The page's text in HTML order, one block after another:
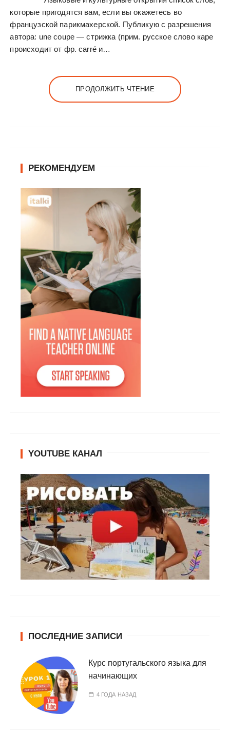
которые пригодятся вам, если вы окажетесь во
французской парикмахерской. Публикую с разрешения
автора: une coupe — стрижка (прим. русское слово каре
происходит от фр. carré и…
ПРОДОЛЖИТЬ ЧТЕНИЕ
РЕКОМЕНДУЕМ
YOUTUBE КАНАЛ
ПОСЛЕДНИЕ ЗАПИСИ
Курс португальского языка для
начинающих
4 ГОДА НАЗАД